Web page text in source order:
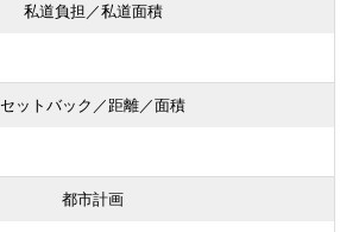
私道負担／私道面積
セットバック／距離／面積
都市計画